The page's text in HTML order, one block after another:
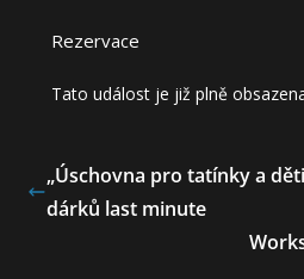
Rezervace
Tato událost je již plně
„Úschovna pro tatínky a
dárků last minute